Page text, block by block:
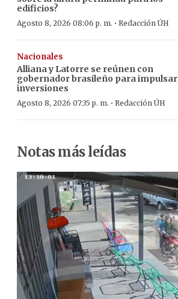
edificios?
Agosto 8, 2026 08:06 p. m. · Redacción ÚH
Nacionales
Alliana y Latorre se reúnen con
gobernador brasileño para impulsar
inversiones
Agosto 8, 2026 07:35 p. m. · Redacción ÚH
Notas más leídas